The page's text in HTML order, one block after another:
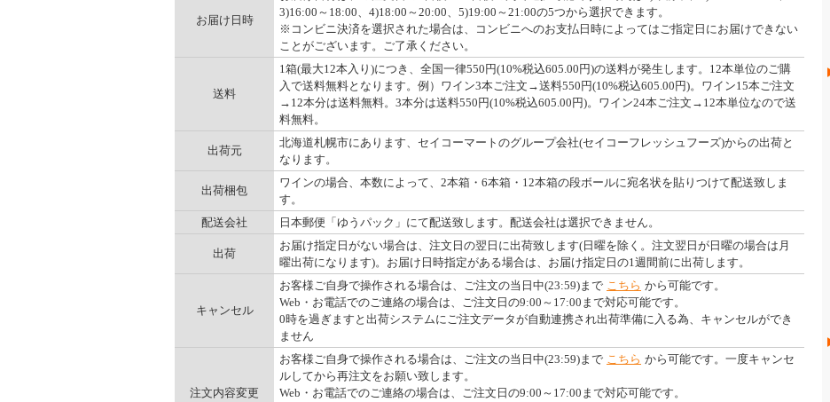
お届け日時
3)16:00～18:00、4)18:00～20:00、5)19:00～21:00の5つから選択できます。
※コンビニ決済を選択された場合は、コンビニへのお支払日時によってはご指定日にお届けできない
ことがございます。ご了承ください。
送料
1箱(最大12本入り)につき、全国一律550円(10%税込605.00円)の送料が発生します。12本単位のご購
入で送料無料となります。例）ワイン3本ご注文→送料550円(10%税込605.00円)。ワイン15本ご注文
→12本分は送料無料。3本分は送料550円(10%税込605.00円)。ワイン24本ご注文→12本単位なので送
料無料。
出荷元
北海道札幌市にあります、セイコーマートのグループ会社(セイコーフレッシュフーズ)からの出荷と
なります。
出荷梱包
ワインの場合、本数によって、2本箱・6本箱・12本箱の段ボールに宛名状を貼りつけて配送致しま
す。
配送会社
日本郵便「ゆうパック」にて配送致します。配送会社は選択できません。
出荷
お届け指定日がない場合は、注文日の翌日に出荷致します(日曜を除く。注文翌日が日曜の場合は月
曜出荷になります)。お届け日時指定がある場合は、お届け指定日の1週間前に出荷します。
キャンセル
お客様ご自身で操作される場合は、ご注文の当日中(23:59)まで こちら から可能です。
Web・お電話でのご連絡の場合は、ご注文日の9:00～17:00まで対応可能です。
0時を過ぎますと出荷システムにご注文データが自動連携され出荷準備に入る為、キャンセルができ
ません
注文内容変更
お客様ご自身で操作される場合は、ご注文の当日中(23:59)まで こちら から可能です。一度キャンセ
ルしてから再注文をお願い致します。
Web・お電話でのご連絡の場合は、ご注文日の9:00～17:00まで対応可能です。